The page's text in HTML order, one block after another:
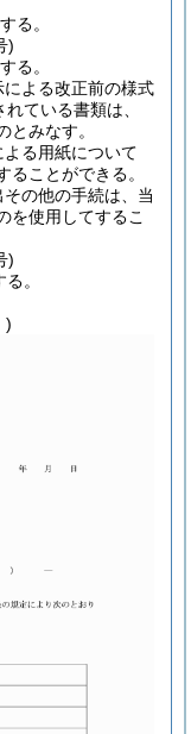
る。
)
る。
よる改正前の様式
ている書類は、
とみなす。
る用紙について
ことができる。
の他の手続は、当
を使用してするこ
)
。
)